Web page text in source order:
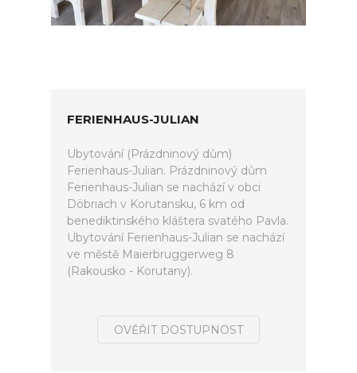
FERIENHAUS-JULIAN
Ubytování (Prázdninový dům)
Ferienhaus-Julian. Prázdninový dům
Ferienhaus-Julian se nachází v obci
Döbriach v Korutansku, 6 km od
benediktinského kláštera svatého Pavla.
Ubytování Ferienhaus-Julian se nachází
ve městě Maierbruggerweg 8
(Rakousko - Korutany).
OVĚŘIT DOSTUPNOST